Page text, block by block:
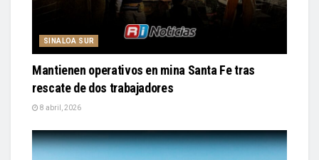
SINALOA SUR
Mantienen operativos en mina Santa Fe tras
rescate de dos trabajadores
8 abril, 2026